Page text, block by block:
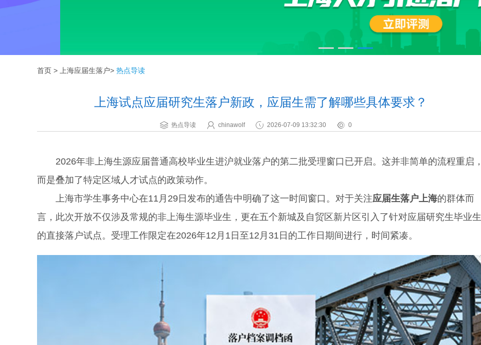
首页 > 上海应届生落户> 热点导读
上海试点应届研究生落户新政，应届生需了解哪些具体要求？
热点导读 chinawolf 2026-07-09 13:32:30 0
2026年非上海生源应届普通高校毕业生进沪就业落户的第二批受理窗口已开启。这并非简单的流程重启，
而是叠加了特定区域人才试点的政策动作。
上海市学生事务中心在11月29日发布的通告中明确了这一时间窗口。对于关注应届生落户上海的群体而
言，此次开放不仅涉及常规的非上海生源毕业生，更在五个新城及自贸区新片区引入了针对应届研究生毕业生
的直接落户试点。受理工作限定在2026年12月1日至12月31日的工作日期间进行，时间紧凑。